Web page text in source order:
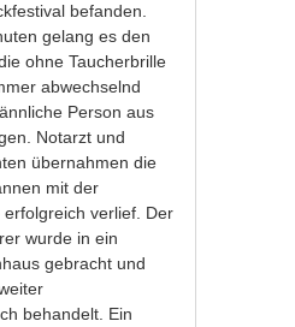
befanden.
gelang es den
ohne Taucherbrille
abwechselnd
Person aus
Notarzt und
übernahmen die
mit der
verlief. Der
wurde in ein
gebracht und
behandelt. Ein